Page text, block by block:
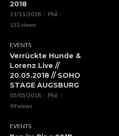
2018
11/11/2018
Phil
133 views
EVENTS
Verrückte Hunde &
Lorenz Live //
20.05.2018 // SOHO
STAGE AUGSBURG
05/05/2018
Phil
99 views
EVENTS